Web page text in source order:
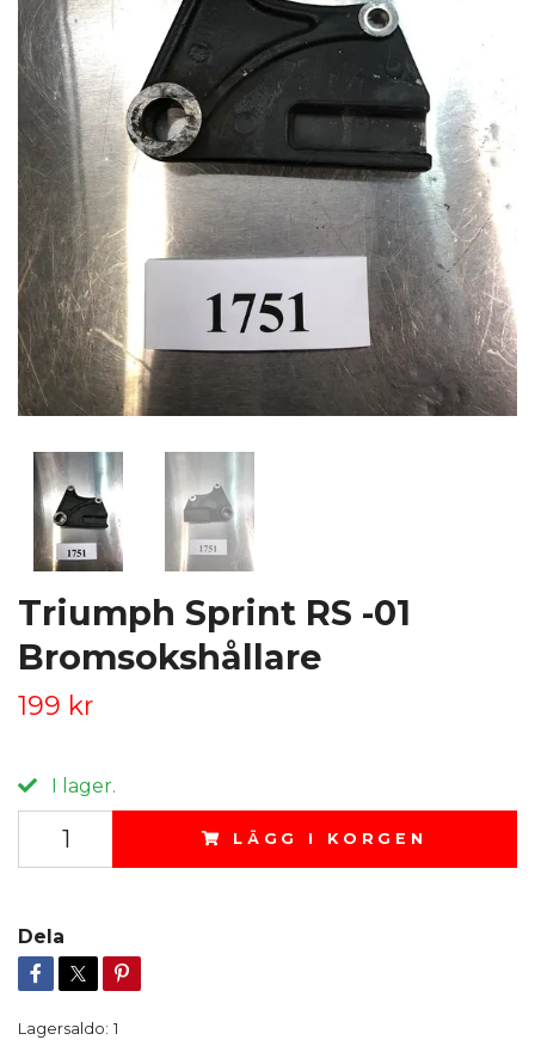
Triumph Sprint RS -01
Bromsokshållare
199 kr
I lager.
LÄGG I KORGEN
Dela
Lagersaldo: 1